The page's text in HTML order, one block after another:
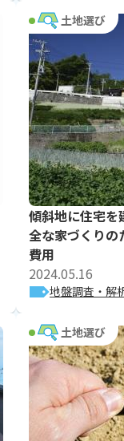
土地選び
傾斜地に住宅を
全な家づくりの
費用
2024.05.16
地盤調査・解
土地選び